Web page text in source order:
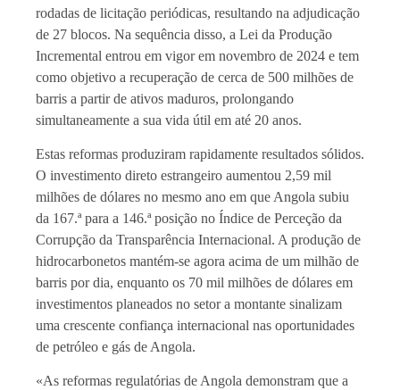
rodadas de licitação periódicas, resultando na adjudicação
de 27 blocos. Na sequência disso, a Lei da Produção
Incremental entrou em vigor em novembro de 2024 e tem
como objetivo a recuperação de cerca de 500 milhões de
barris a partir de ativos maduros, prolongando
simultaneamente a sua vida útil em até 20 anos.
Estas reformas produziram rapidamente resultados sólidos.
O investimento direto estrangeiro aumentou 2,59 mil
milhões de dólares no mesmo ano em que Angola subiu
da 167.ª para a 146.ª posição no Índice de Perceção da
Corrupção da Transparência Internacional. A produção de
hidrocarbonetos mantém-se agora acima de um milhão de
barris por dia, enquanto os 70 mil milhões de dólares em
investimentos planeados no setor a montante sinalizam
uma crescente confiança internacional nas oportunidades
de petróleo e gás de Angola.
«As reformas regulatórias de Angola demonstram que a